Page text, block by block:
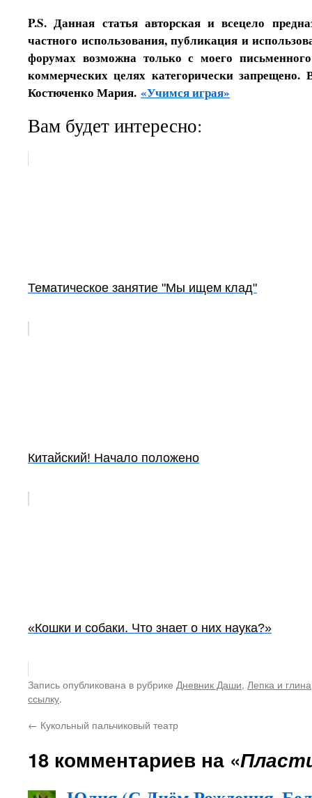
P.S. Данная статья авторская и всецело
частного использования, публикация и
форумах возможна только с моего
коммерческих целях категорически
Костюченко Мария. «Учимся играя»
Вам будет интересно:
Тематическое занятие "Мы ищем клад"
Китайский! Начало положено
«Кошки и собаки. Что знает о них наука?»
Запись опубликована в рубрике Дневник Даши, Лепка и глина
ссылку.
← Кукольный пальчиковый театр
18 комментариев на «